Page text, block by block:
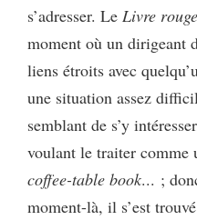
s’adresser. Le Livre rouge
moment où un dirigeant
liens étroits avec
une situation assez
semblant de s’y
voulant le traiter
coffee-table book... ;
moment-là, il s’est